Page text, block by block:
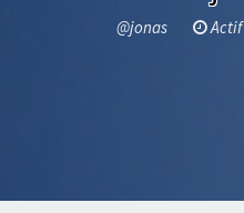
@jonas Actif